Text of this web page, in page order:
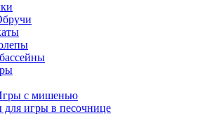
с мишенью
для игры в песочнице